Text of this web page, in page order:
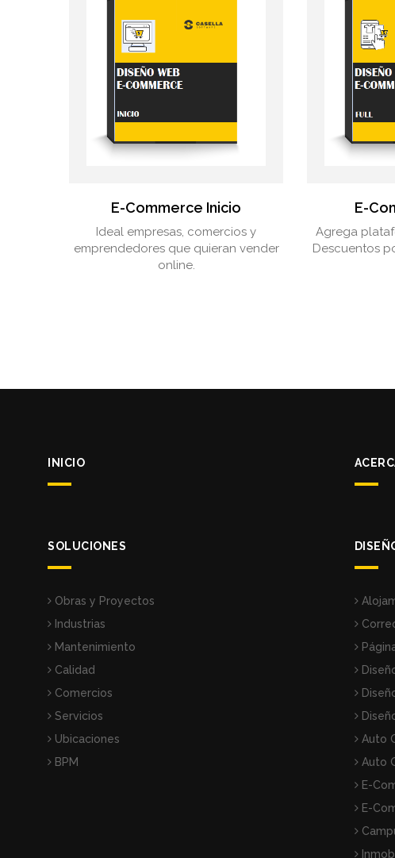
E-Commerce Inicio
Ideal empresas, comercios y
emprendedores que quieran vender
online.
E-
Agrega
Descuentos
INICIO
SOLUCIONES
Obras y Proyectos
Industrias
Mantenimiento
Calidad
Comercios
Servicios
Ubicaciones
BPM
Auto
Auto
E-
E-